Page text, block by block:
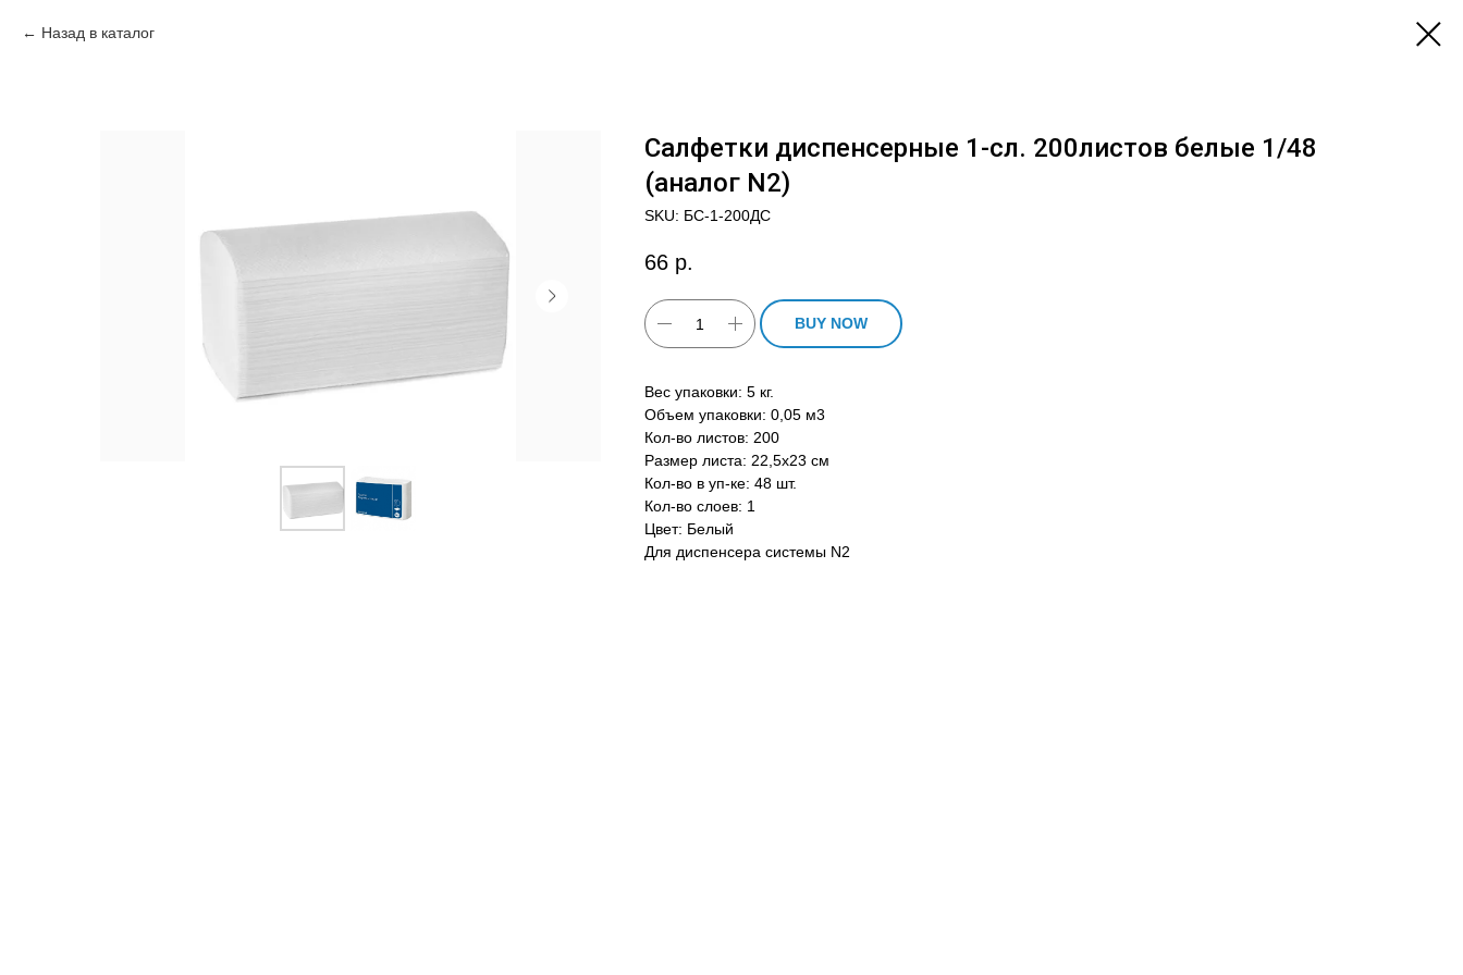
Назад в каталог
Салфетки диспенсерные 1-сл. 200листов белые 1/48
(аналог N2)
SKU: БС-1-200ДС
66 р.
BUY NOW
Вес упаковки: 5 кг.
Объем упаковки: 0,05 м3
Кол-во листов: 200
Размер листа: 22,5х23 см
Кол-во в уп-ке: 48 шт.
Кол-во слоев: 1
Цвет: Белый
Для диспенсера системы N2